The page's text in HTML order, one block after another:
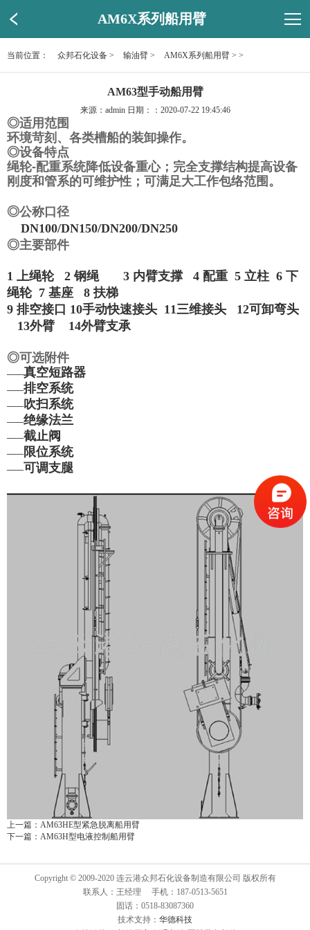
AM6X系列船用臂
当前位置： 众邦石化设备 > 输油臂 > AM6X系列船用臂 > >
AM63型手动船用臂
来源：admin 日期：：2020-07-22 19:45:46
◎适用范围
环境苛刻、各类槽船的装卸操作。
◎设备特点
绳轮-配重系统降低设备重心；完全支撑结构提高设备
刚度和管系的可维护性；可满足大工作包络范围。
◎公称口径
DN100/DN150/DN200/DN250
◎主要部件
1 上绳轮 2钢绳 3 内臂支撑 4 配重 5 立柱 6 下
绳轮 7 基座 8 扶梯
9 排空接口 10手动快速接头 11三维接头 12可卸弯头
13外臂 14外臂支承
◎可选附件
——真空短路器
——排空系统
—— 吹扫系统
——绝缘法兰
——截止阀
—— 限位系统
——可调支腿
上一篇： AM63HE型紧急脱离船用臂
下一篇： AM63H型电液控制船用臂
Copyright © 2009-2020 连云港众邦石化设备制造有限公司 版权所有
联系人：王经理 手机：187-0513-5651
固话：0518-83087360
技术支持： 华德科技